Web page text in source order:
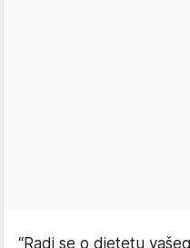
“Radi se o djetetu